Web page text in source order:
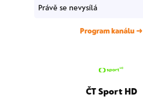
Právě se nevysílá
Program kanálu →
ČT Sport HD